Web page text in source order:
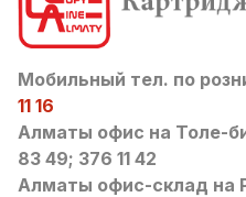
Мобильный тел. по
11 16
Алматы офис на Толе-
83 49; 376 11 42
Алматы офис-склад на